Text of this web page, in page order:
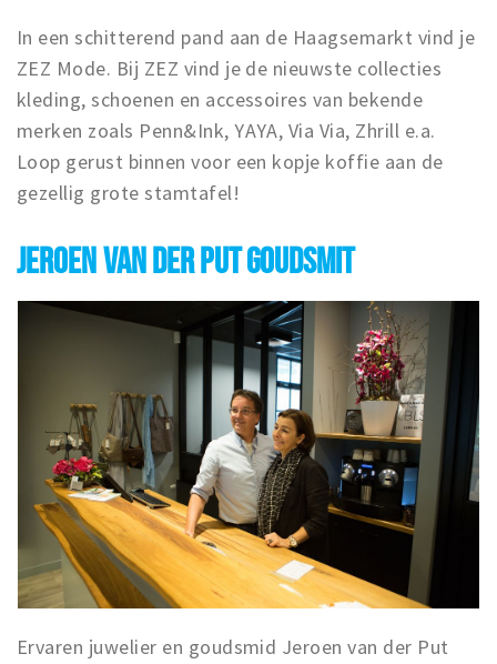
In een schitterend pand aan de Haagsemarkt vind je
ZEZ Mode. Bij ZEZ vind je de nieuwste collecties
kleding, schoenen en accessoires van bekende
merken zoals Penn&Ink, YAYA, Via Via, Zhrill e.a.
Loop gerust binnen voor een kopje koffie aan de
gezellig grote stamtafel!
JEROEN VAN DER PUT GOUDSMIT
Ervaren juwelier en goudsmid Jeroen van der Put